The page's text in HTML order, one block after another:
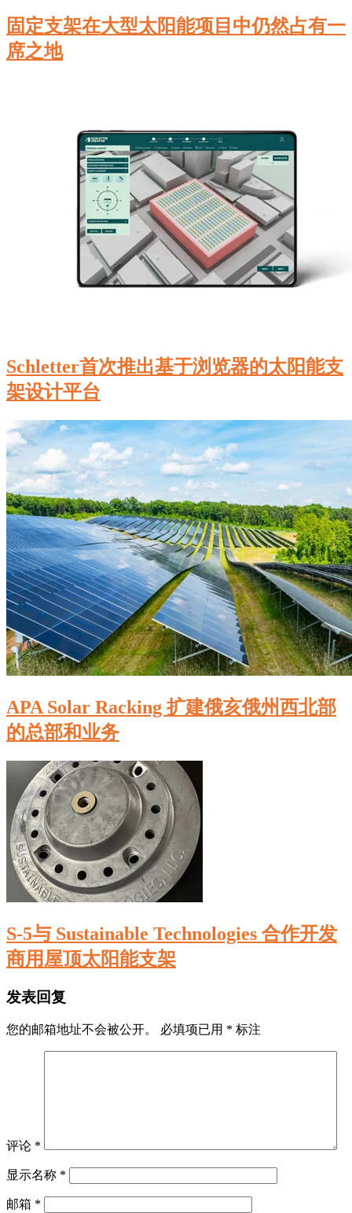
固定支架在大型太阳能项目中仍然占有一
席之地
Schletter首次推出基于浏览器的太阳能支
架设计平台
APA Solar Racking 扩建俄亥俄州西北部
的总部和业务
S-5与 Sustainable Technologies 合作开发
商用屋顶太阳能支架
发表回复
您的邮箱地址不会被公开。 必填项已用 * 标注
评论 *
显示名称 *
邮箱 *